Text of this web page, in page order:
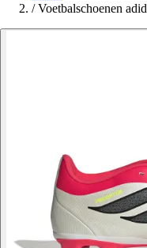
/ Voetbalschoenen